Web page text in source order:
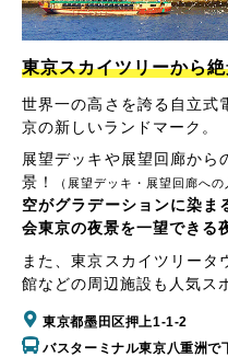
東京スカイツリーから
世界一の高さを誇る自立式
京の新しいランドマーク。
展望デッキや展望回廊から
景！
（展望デッキ・展望回廊へ
空がグラデーションに染ま
会東京の夜景を一望できる
また、東京スカイツリー
館などの周辺施設も人気ス
東京都墨田区押上1-1-2
バスターミナル東京八重洲で